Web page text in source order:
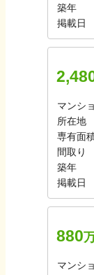
築年
掲載日
マンシ
所在地
専有面
間取り
築年
掲載日
880
マンシ